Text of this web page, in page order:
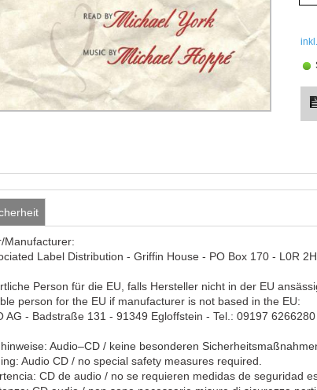
Manufacturer:
Label Distribution - Griffin House - PO Box 170 - L0R
Person für die EU, falls Hersteller nicht in der EU
person for the EU if manufacturer is not based in the EU:
AG - Badstraße 131 - 91349 Egloffstein - Tel.: 09197
Audio–CD / keine besonderen
Audio CD / no special safety measures required.
CD de audio / no se requieren medidas de seguridad